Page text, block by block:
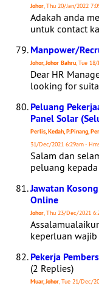
Johor, Thu 20/Jan/2022
Adakah anda
untuk contact
Manpower/
Johor, Johor Bahru, Tue 18/
Dear HR
looking for
Peluang
Panel Solar
Perlis, Kedah, P.Pinang,
31/Dec/2021 6:29am -
Salam dan
peluang
Jawatan
Online
Johor, Thu 23/Dec/2021
keperluan
Pekerja
(2 Replies)
Muar, Johor, Tue 21/Dec/